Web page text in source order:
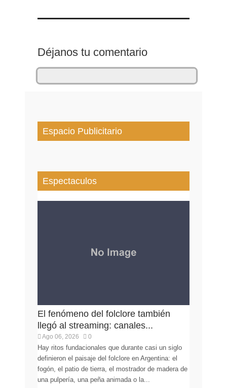
Déjanos tu comentario
Espacio Publicitario
Espectaculos
El fenómeno del folclore también
llegó al streaming: canales...
Ago 06, 2026 0
Hay ritos fundacionales que durante casi un siglo
definieron el paisaje del folclore en Argentina: el
fogón, el patio de tierra, el mostrador de madera de
una pulpería, una peña animada o la...